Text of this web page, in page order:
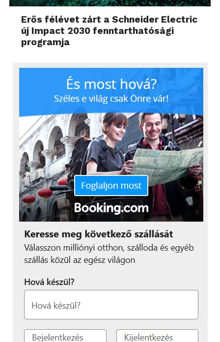
Erős félévet zárt a Schneider Electric
új Impact 2030 fenntarthatósági
programja